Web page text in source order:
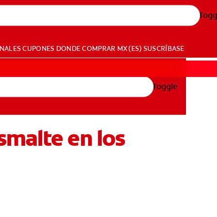
CUPONES DONDE COMPRAR MX (ES) SUSCRÍBASE
Toggle
en los